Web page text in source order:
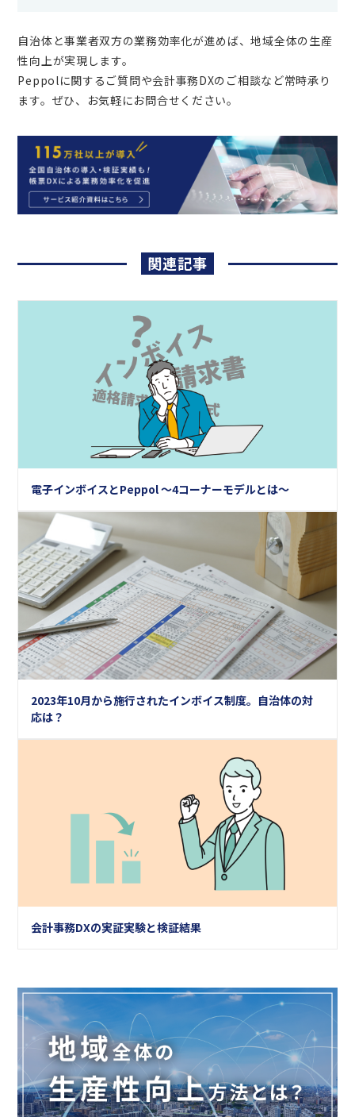
自治体と事業者双方の業務効率化が進めば、地域全体の生産
性向上が実現します。
Peppolに関するご質問や会計事務DXのご相談など常時承り
ます。ぜひ、お気軽にお問合せください。
関連記事
電子インボイスとPeppol ～4コーナーモデルとは～
2023年10月から施行されたインボイス制度。自治体の対
応は？
会計事務DXの実証実験と検証結果